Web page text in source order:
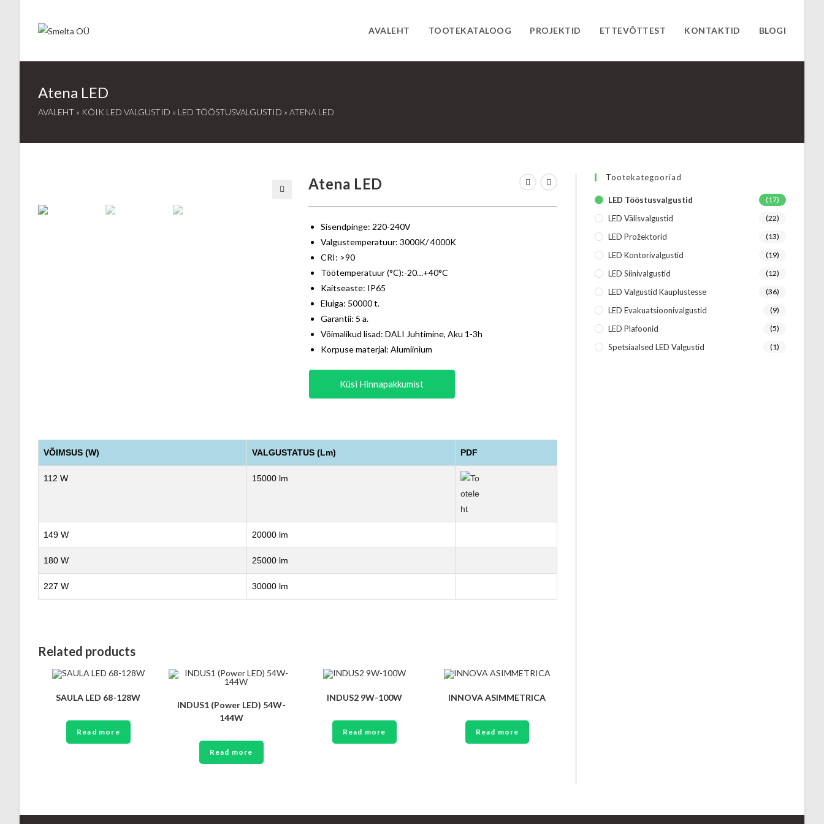
AVALEHT TOOTEKATALOOG PROJEKTID ETTEVÕTTEST KONTAKTID BLOGI
Atena LED
AVALEHT » KÕIK LED VALGUSTID » LED TÖÖSTUSVALGUSTID » ATENA LED
Atena LED
Sisendpinge: 220-240V
Valgustemperatuur: 3000K/ 4000K
CRI: >90
Töötemperatuur (°C):-20…+40°C
Kaitseaste: IP65
Eluiga: 50000 t.
Garantii: 5 a.
Võimalikud lisad: DALI Juhtimine, Aku 1-3h
Korpuse materjal: Alumiinium
Küsi Hinnapakkumist
VÕIMSUS (W) VALGUSTATUS (Lm) PDF
112 W 15000 lm
149 W 20000 lm
180 W 25000 lm
227 W 30000 lm
Related products
SAULA LED 68-128W
Read more
INDUS1 (Power LED) 54W-
144W
Read more
INDUS2 9W-100W
Read more
INNOVA ASIMMETRICA
Read more
Tootekategooriad
LED Tööstusvalgustid (17)
LED Välisvalgustid (22)
LED Prožektorid (13)
LED Kontorivalgustid (19)
LED Siinivalgustid (12)
LED Valgustid Kauplustesse (36)
LED Evakuatsioonivalgustid (9)
LED Plafoonid (5)
Spetsiaalsed LED Valgustid (1)